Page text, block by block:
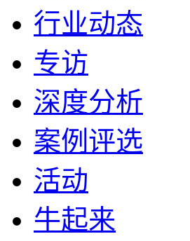
行业动态
专访
深度分析
案例评选
活动
牛起来